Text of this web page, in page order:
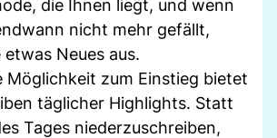
die Ihnen liegt, und wenn
nicht mehr gefällt,
Neues aus.
Möglichkeit zum Einstieg bietet
täglicher Highlights. Statt
Tages niederzuschreiben,